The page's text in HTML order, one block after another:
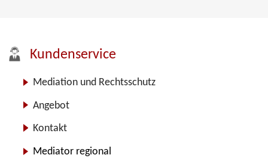
Kundenservice
Mediation und Rechtsschutz
Angebot
Kontakt
Mediator regional